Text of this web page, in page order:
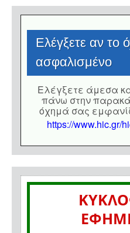
Eλέγξετε αν το
ασφαλισμένο
Eλέγξετε άμεσα
πάνω στην
όχημά σας
https://www.hic.gr/